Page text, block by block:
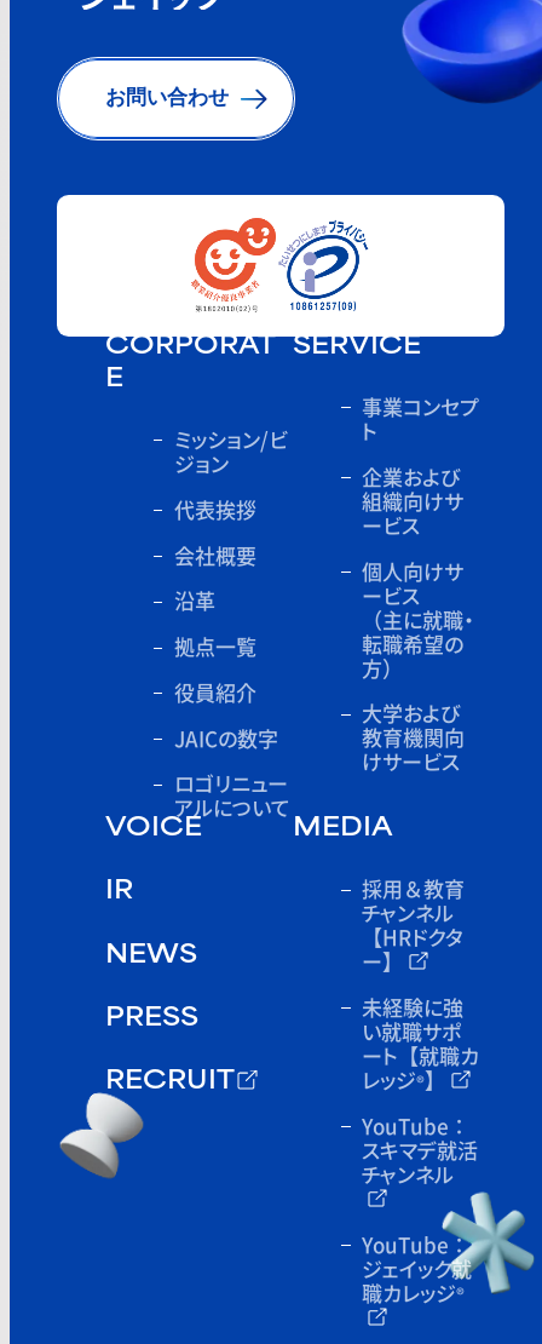
お問い合わせ
CORPORAT
E
ミッション/ビ
ジョン
代表挨拶
会社概要
沿革
拠点一覧
役員紹介
JAICの数字
ロゴリニュー
アルについて
SERVICE
事業コンセプ
ト
企業および
組織向けサ
ービス
個人向けサ
ービス
（主に就職・
転職希望の
方）
大学および
教育機関向
けサービス
VOICE
IR
NEWS
PRESS
RECRUIT
MEDIA
採用＆教育
チャンネル
【HRドクタ
ー】
未経験に強
い就職サポ
ート 【就職カ
レッジ®】
YouTube：
スキマデ就活
チャンネル
YouTube：
ジェイック就
職カレッジ®